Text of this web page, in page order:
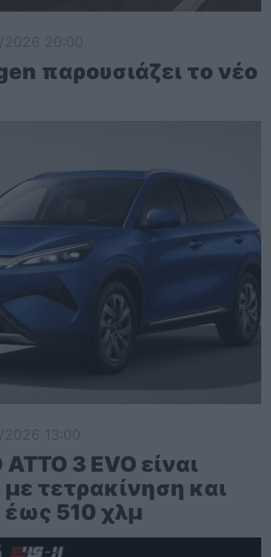
παρουσιάζει το νέο
3 EVO είναι
τετρακίνηση και
έως 510 χλμ